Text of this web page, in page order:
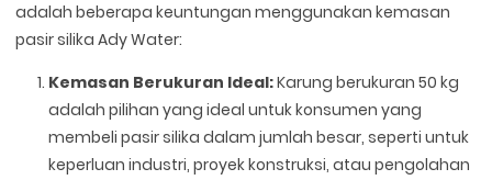
adalah beberapa keuntungan menggunakan kemasan
pasir silika Ady Water:
Kemasan Berukuran Ideal:Karung berukuran 50 kg
adalah pilihan yang ideal untuk konsumen yang
membeli pasir silika dalam jumlah besar, seperti untuk
keperluan industri, proyek konstruksi, atau pengolahan